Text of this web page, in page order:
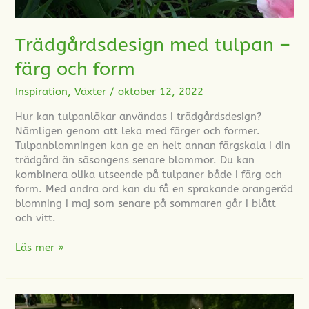
Trädgårdsdesign med tulpan –
färg och form
Inspiration,Växter /oktober 12, 2022
Hur kan tulpanlökar användas i trädgårdsdesign?
Nämligen genom att leka med färger och former.
Tulpanblomningen kan ge en helt annan färgskala i din
trädgård än säsongens senare blommor. Du kan
kombinera olika utseende på tulpaner både i färg och
form. Med andra ord kan du få en sprakande orangeröd
blomning i maj som senare på sommaren går i blått
och vitt.
Läs mer »
Trädgårdsplanering